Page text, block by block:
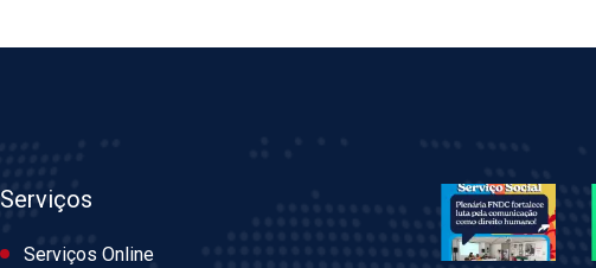
Serviços
Serviços Online